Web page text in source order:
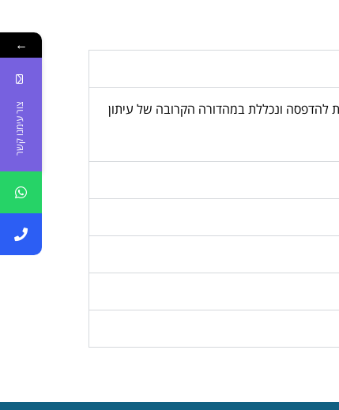
נשלחת להדפסה ונכללת במהדורה הקרובה של עיתון
←
צור עימנו קשר